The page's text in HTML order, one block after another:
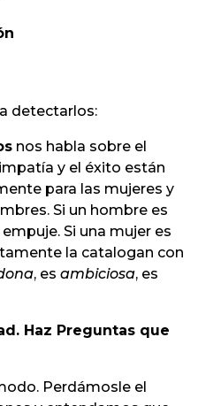
detectarlos:
nos habla sobre el
y el éxito están
para las mujeres y
Si un hombre es
Si una mujer es
la catalogan con
, es ambiciosa, es
Haz Preguntas que
Perdámosle el